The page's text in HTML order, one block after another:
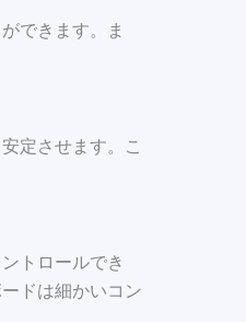
できます。ま
定させます。こ
トロールでき
ドは細かいコン